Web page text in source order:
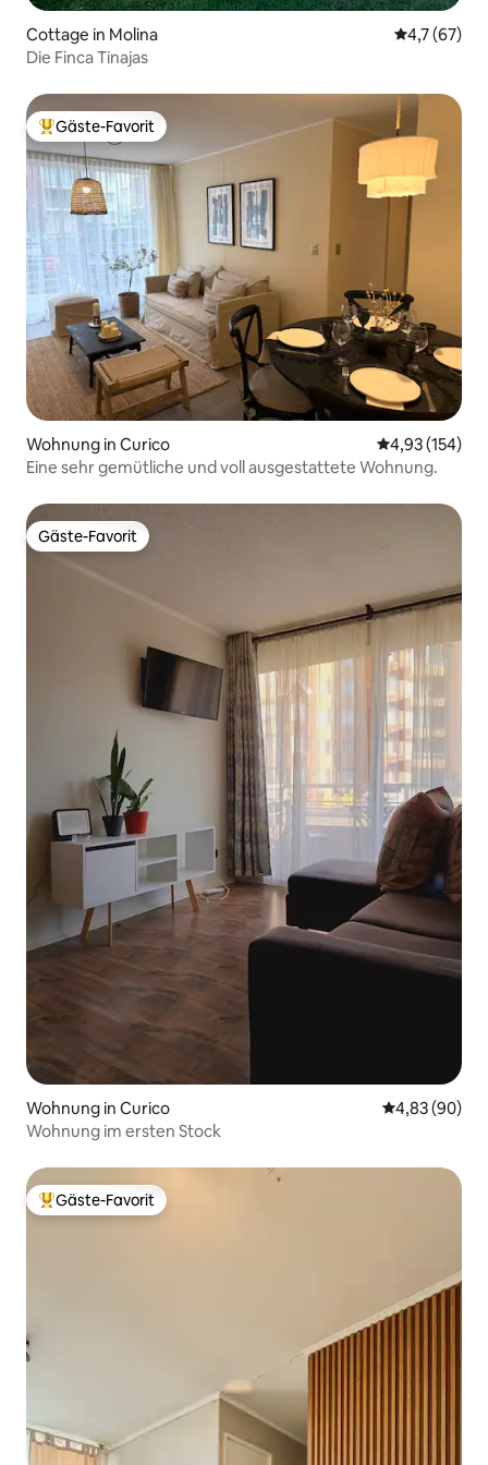
Cottage in Molina
4,7 (67)
Die Finca Tinajas
Beliebter Gäste-Favorit.
Gäste-Favorit
Wohnung in Curico
4,93 (154)
Eine sehr gemütliche und voll ausgestattete Wohnung.
Gäste-Favorit
Gäste-Favorit
Wohnung in Curico
4,83 (90)
Wohnung im ersten Stock
Beliebter Gäste-Favorit.
Gäste-Favorit